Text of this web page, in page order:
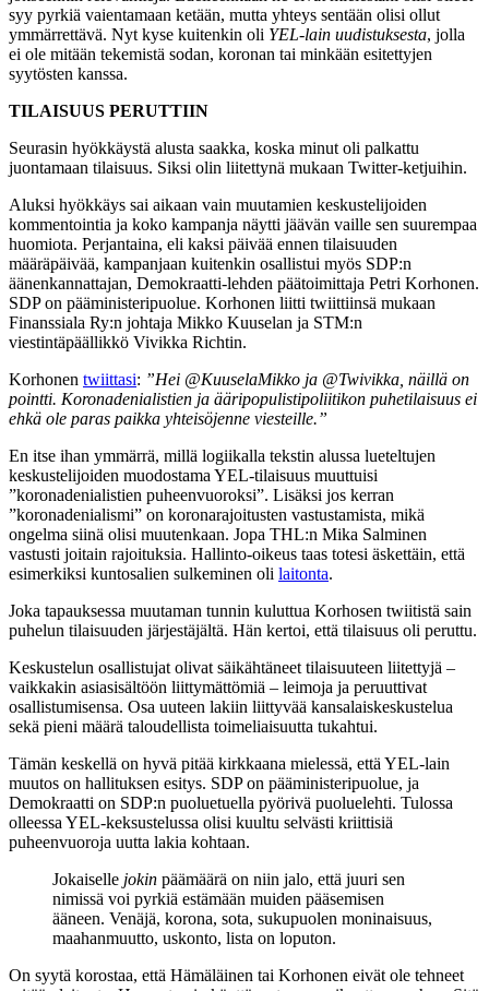
syy pyrkiä vaientamaan ketään, mutta yhteys sentään olisi ollut
ymmärrettävä. Nyt kyse kuitenkin oli YEL-lain uudistuksesta, jolla
ei ole mitään tekemistä sodan, koronan tai minkään esitettyjen
syytösten kanssa.
TILAISUUS PERUTTIIN
Seurasin hyökkäystä alusta saakka, koska minut oli palkattu
juontamaan tilaisuus. Siksi olin liitettynä mukaan Twitter-ketjuihin.
Aluksi hyökkäys sai aikaan vain muutamien keskustelijoiden
kommentointia ja koko kampanja näytti jäävän vaille sen suurempaa
huomiota. Perjantaina, eli kaksi päivää ennen tilaisuuden
määräpäivää, kampanjaan kuitenkin osallistui myös SDP:n
äänenkannattajan, Demokraatti-lehden päätoimittaja Petri Korhonen.
SDP on pääministeripuolue. Korhonen liitti twiittiinsä mukaan
Finanssiala Ry:n johtaja Mikko Kuuselan ja STM:n
viestintäpäällikkö Vivikka Richtin.
Korhonen twiittasi: ”Hei @KuuselaMikko ja @Twivikka, näillä on
pointti. Koronadenialistien ja ääripopulistipoliitikon puhetilaisuus ei
ehkä ole paras paikka yhteisöjenne viesteille.”
En itse ihan ymmärrä, millä logiikalla tekstin alussa lueteltujen
keskustelijoiden muodostama YEL-tilaisuus muuttuisi
”koronadenialistien puheenvuoroksi”. Lisäksi jos kerran
”koronadenialismi” on koronarajoitusten vastustamista, mikä
ongelma siinä olisi muutenkaan. Jopa THL:n Mika Salminen
vastusti joitain rajoituksia. Hallinto-oikeus taas totesi äskettäin, että
esimerkiksi kuntosalien sulkeminen oli laitonta.
Joka tapauksessa muutaman tunnin kuluttua Korhosen twiitistä sain
puhelun tilaisuuden järjestäjältä. Hän kertoi, että tilaisuus oli peruttu.
Keskustelun osallistujat olivat säikähtäneet tilaisuuteen liitettyjä –
vaikkakin asiasisältöön liittymättömiä – leimoja ja peruuttivat
osallistumisensa. Osa uuteen lakiin liittyvää kansalaiskeskustelua
sekä pieni määrä taloudellista toimeliaisuutta tukahtui.
Tämän keskellä on hyvä pitää kirkkaana mielessä, että YEL-lain
muutos on hallituksen esitys. SDP on pääministeripuolue, ja
Demokraatti on SDP:n puoluetuella pyörivä puoluelehti. Tulossa
olleessa YEL-keksustelussa olisi kuultu selvästi kriittisiä
puheenvuoroja uutta lakia kohtaan.
Jokaiselle jokin päämäärä on niin jalo, että juuri sen
nimissä voi pyrkiä estämään muiden pääsemisen
ääneen. Venäjä, korona, sota, sukupuolen moninaisuus,
maahanmuutto, uskonto, lista on loputon.
On syytä korostaa, että Hämäläinen tai Korhonen eivät ole tehneet